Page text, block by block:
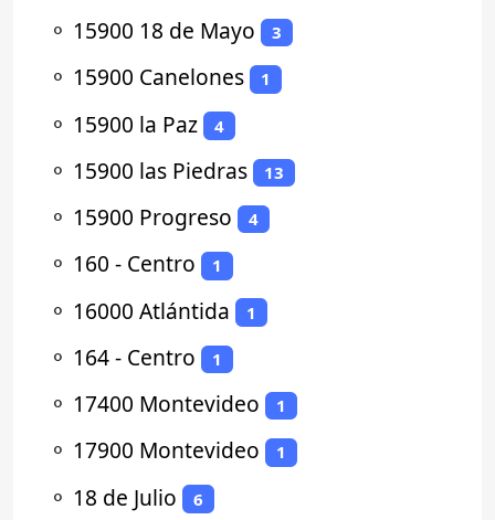
⚬ 15900 18 de Mayo 3
⚬ 15900 Canelones 1
⚬ 15900 la Paz 4
⚬ 15900 las Piedras 13
⚬ 15900 Progreso 4
⚬ 160 - Centro 1
⚬ 16000 Atlántida 1
⚬ 164 - Centro 1
⚬ 17400 Montevideo 1
⚬ 17900 Montevideo 1
⚬ 18 de Julio 6